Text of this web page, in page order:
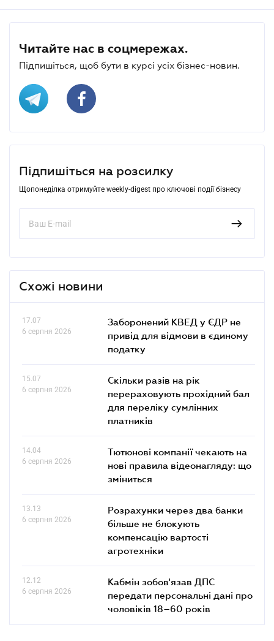
Читайте нас в соцмережах.
Підпишіться, щоб бути в курсі усіх бізнес-новин.
Підпишіться на розсилку
Щопонеділка отримуйте weekly-digest про ключові події бізнесу
Схожі новини
17.07
6 серпня 2026
Заборонений КВЕД у ЄДР не
привід для відмови в єдиному
податку
15.07
6 серпня 2026
Скільки разів на рік
перераховують прохідний бал
для переліку сумлінних
платників
14.04
6 серпня 2026
Тютюнові компанії чекають на
нові правила відеонагляду: що
зміниться
13.13
6 серпня 2026
Розрахунки через два банки
більше не блокують
компенсацію вартості
агротехніки
12.12
6 серпня 2026
Кабмін зобов'язав ДПС
передати персональні дані про
чоловіків 18–60 років